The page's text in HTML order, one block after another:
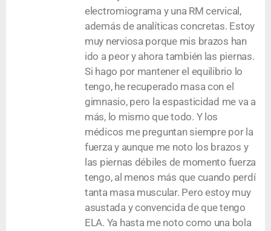
electromiograma y una RM cervical,
además de analíticas concretas. Estoy
muy nerviosa porque mis brazos han
ido a peor y ahora también las piernas.
Si hago por mantener el equilibrio lo
tengo, he recuperado masa con el
gimnasio, pero la espasticidad me va a
más, lo mismo que todo. Y los
médicos me preguntan siempre por la
fuerza y aunque me noto los brazos y
las piernas débiles de momento fuerza
tengo, al menos más que cuando perdí
tanta masa muscular. Pero estoy muy
asustada y convencida de que tengo
ELA. Ya hasta me noto como una bola